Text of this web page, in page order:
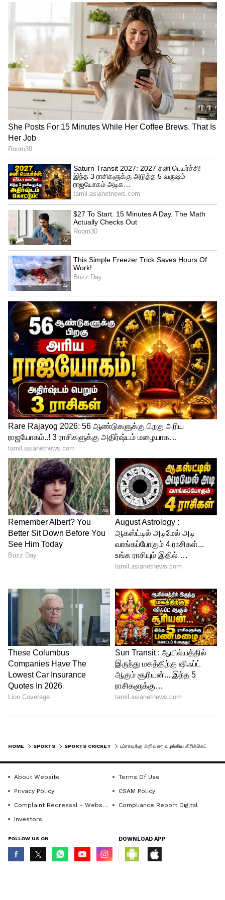
தாக்கத்தை ஏற்படுத்தும் வண்ணம்
பார்ககலாம். ஆனால், எடுத்த உடனே முதல்
பந்திலேயே செய்ய நினைத்தால் அது
உங்களுக்கு காயத்தை தான் ஏற்படுத்தும்.
சகோதரியின் திருமணத்தின் போது
கண்ணீர்விட்டு அழுத இலங்கை
கிரிக்கெட்டர் வணிந்து ஹசரங்கா!
HOME SPORTS SPORTS CRICKET
About Website
Terms Of Use
Privacy Policy
CSAM Policy
Complaint Redressal - Website
Compliance Report Digital
Investors
FOLLOW US ON DOWNLOAD APP